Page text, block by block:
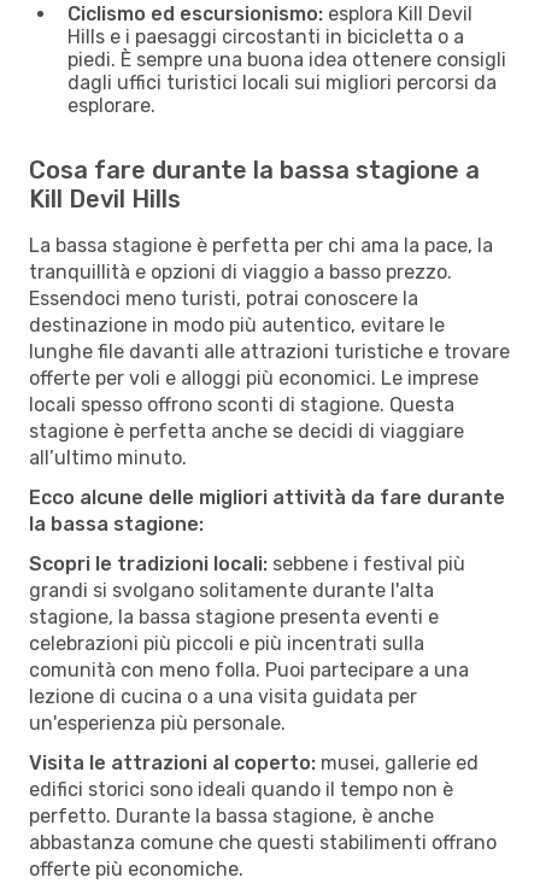
Ciclismo ed escursionismo: esplora Kill Devil
Hills e i paesaggi circostanti in bicicletta o a
piedi. È sempre una buona idea ottenere consigli
dagli uffici turistici locali sui migliori percorsi da
esplorare.
Cosa fare durante la bassa stagione a
Kill Devil Hills
La bassa stagione è perfetta per chi ama la pace, la
tranquillità e opzioni di viaggio a basso prezzo.
Essendoci meno turisti, potrai conoscere la
destinazione in modo più autentico, evitare le
lunghe file davanti alle attrazioni turistiche e trovare
offerte per voli e alloggi più economici. Le imprese
locali spesso offrono sconti di stagione. Questa
stagione è perfetta anche se decidi di viaggiare
all’ultimo minuto.
Ecco alcune delle migliori attività da fare durante
la bassa stagione:
Scopri le tradizioni locali: sebbene i festival più
grandi si svolgano solitamente durante l'alta
stagione, la bassa stagione presenta eventi e
celebrazioni più piccoli e più incentrati sulla
comunità con meno folla. Puoi partecipare a una
lezione di cucina o a una visita guidata per
un'esperienza più personale.
Visita le attrazioni al coperto: musei, gallerie ed
edifici storici sono ideali quando il tempo non è
perfetto. Durante la bassa stagione, è anche
abbastanza comune che questi stabilimenti offrano
offerte più economiche.